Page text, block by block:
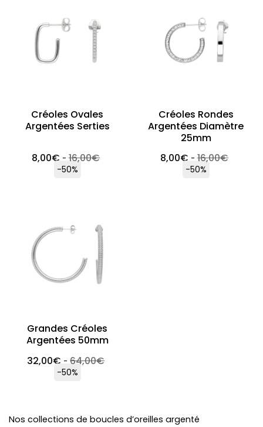
Créoles Ovales
Argentées Serties
8,00€ -16,00€
-50%
Créoles Rondes
Argentées Diamètre
25mm
8,00€ -16,00€
-50%
Grandes Créoles
Argentées 50mm
32,00€ -64,00€
-50%
Nos collections de boucles d’oreilles argenté